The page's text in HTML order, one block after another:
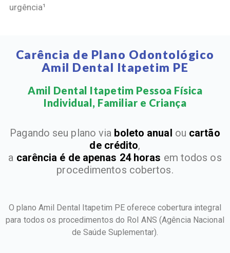
urgência¹
Carência de Plano Odontológico
Amil Dental Itapetim PE
Amil Dental Itapetim Pessoa Física
Individual, Familiar e Criança​
Pagando seu plano via boleto anual ou cartão
de crédito,
a carência é de apenas 24 horas em todos os
procedimentos cobertos.
O plano Amil Dental Itapetim PE oferece cobertura integral
para todos os procedimentos do Rol ANS(Agência Nacional
de Saúde Suplementar).